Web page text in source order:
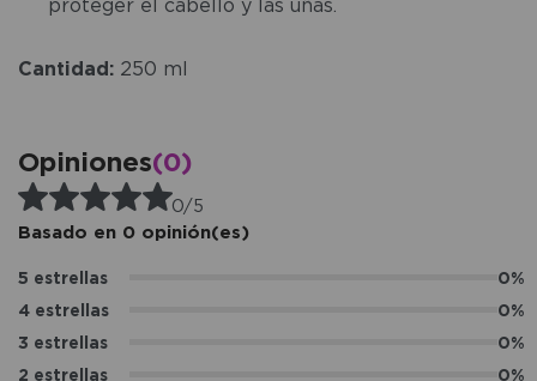
proteger el cabello y las uñas.
Cantidad: 250 ml
Opiniones(0)
0/5
Basado en 0 opinión(es)
5 estrellas
0%
4 estrellas
0%
3 estrellas
0%
2 estrellas
0%